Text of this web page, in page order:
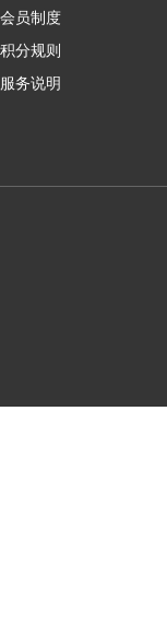
会员制度
积分规则
服务说明